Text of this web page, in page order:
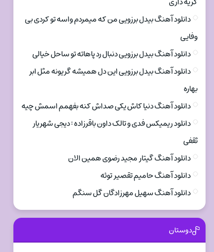
دانلود آهنگ بیدل برزویی من که میمردم واسه تو کردی بی
وفایی
دانلود آهنگ بیدل برزویی دنبال رد پاهاته تو ساحل خیالی
دانلود آهنگ بیدل برزویی این دل همیشه گریونه مثل ابر
بهاره
دانلود آهنگ دنیا کاش یکی صداش کنه بفهمم اسمش چیه
دانلود ریمیکس فدی و تالک داون باقرزاده : دیجی شهریار
ثقفی
دانلود آهنگ گیتار مجید رضوی همین الان
دانلود آهنگ حامیم تقصیر توئه
دانلود آهنگ سهیل مهرزادگان گل سنگم
دوستان